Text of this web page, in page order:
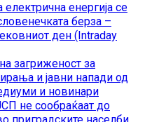
енергија се
берза –
ден (Intraday
загриженост за
и јавни напади од
и новинари
не сообраќаат до